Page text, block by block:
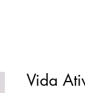
Vida